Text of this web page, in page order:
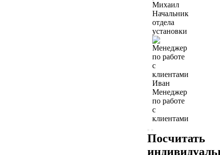
Михаил
Начальник
отдела
установки
Иван
Менеджер
по работе
с
клиентами
Посчитать